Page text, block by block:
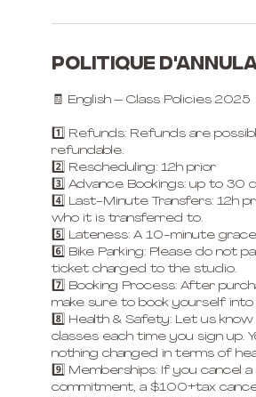
Politique
🧾 English – Class Policies 2025
1️⃣ Refunds: Refunds are
refundable.
2️⃣ Rescheduling: 12h prior
3️⃣ Advance Bookings: up to 30
4️⃣ Last-Minute Transfers: 12h
who it is transferred to.
5️⃣ Lateness: A 10-minute
6️⃣ Bike Parking: Please do not
ticket charged to the studio.
7️⃣ Booking Process: After
make sure to book yourself into
8️⃣ Health & Safety: Let us
classes each time you sign up.
nothing changed in terms of
9️⃣ Memberships: If you cancel
commitment, a $100+tax